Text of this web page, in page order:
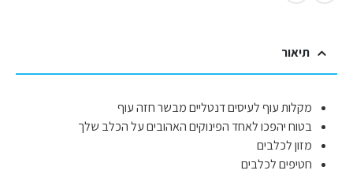
תיאור
מקלות עוף לעיסים דנטליים מבשר חזה עוף
בטוח יהפכו לאחד הפינוקים האהובים על הכלב שלך
מזון לכלבים
חטיפים לכלבים